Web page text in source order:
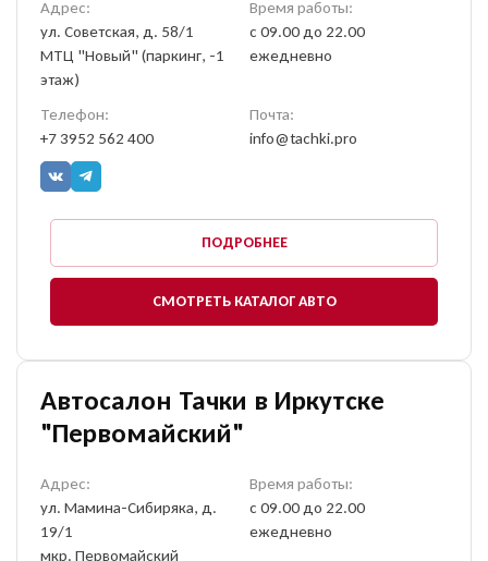
Адрес:
ул. Советская, д. 58/1
МТЦ "Новый" (паркинг, -1
этаж)
Время работы:
с 09.00 до 22.00
ежедневно
Телефон:
+7 3952 562 400
Почта:
info@tachki.pro
ПОДРОБНЕЕ
СМОТРЕТЬ КАТАЛОГ АВТО
Автосалон Тачки в Иркутске
"Первомайский"
Адрес:
ул. Мамина-Сибиряка, д.
19/1
мкр. Первомайский
Время работы:
с 09.00 до 22.00
ежедневно